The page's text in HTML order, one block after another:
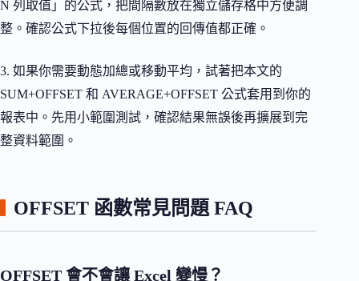
N 列取值」的公式，把間隔數放在獨立儲存格中方便調
整。確認公式下拉後每個位置的回傳值都正確。
3. 如果你需要動態加總或移動平均，試著把本文的
SUM+OFFSET 和 AVERAGE+OFFSET 公式套用到你的
報表中。先用小範圍測試，確認結果無誤後再擴展到完
整資料範圍。
OFFSET 函數常見問題 FAQ
OFFSET 會不會讓 Excel 變慢？